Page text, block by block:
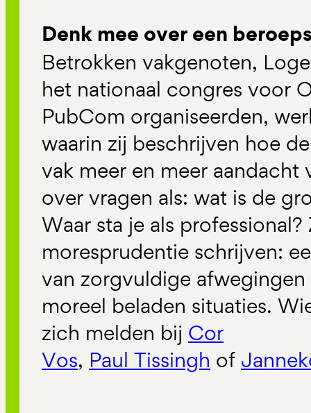
Denk mee over een
Betrokken vakgenoten,
het nationaal congres voor
PubCom organiseerden,
waarin zij beschrijven hoe
vak meer en meer
over vragen als: wat is de
Waar sta je als professional?
moresprudentie schrijven:
van zorgvuldige
moreel beladen situaties.
zich melden bij Cor
Vos, Paul Tissingh of